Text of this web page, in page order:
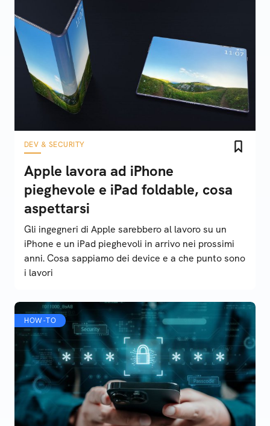
DEV & SECURITY
Apple lavora ad iPhone
pieghevole e iPad foldable, cosa
aspettarsi
Gli ingegneri di Apple sarebbero al lavoro su un
iPhone e un iPad pieghevoli in arrivo nei prossimi
anni. Cosa sappiamo dei device e a che punto sono
i lavori
HOW-TO